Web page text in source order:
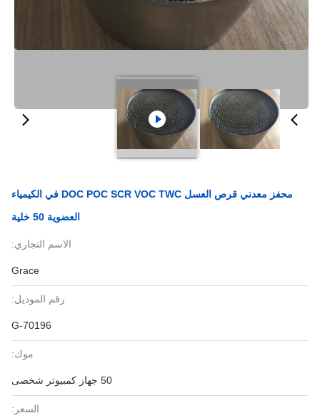
محفز معدني قرص العسل DOC POC SCR VOC TWC في الكيمياء
العضوية 50 خلية
الاسم التجاري:
Grace
رقم الموديل:
G-70196
موك:
50 جهاز كمبيوتر شخصى
السعر: